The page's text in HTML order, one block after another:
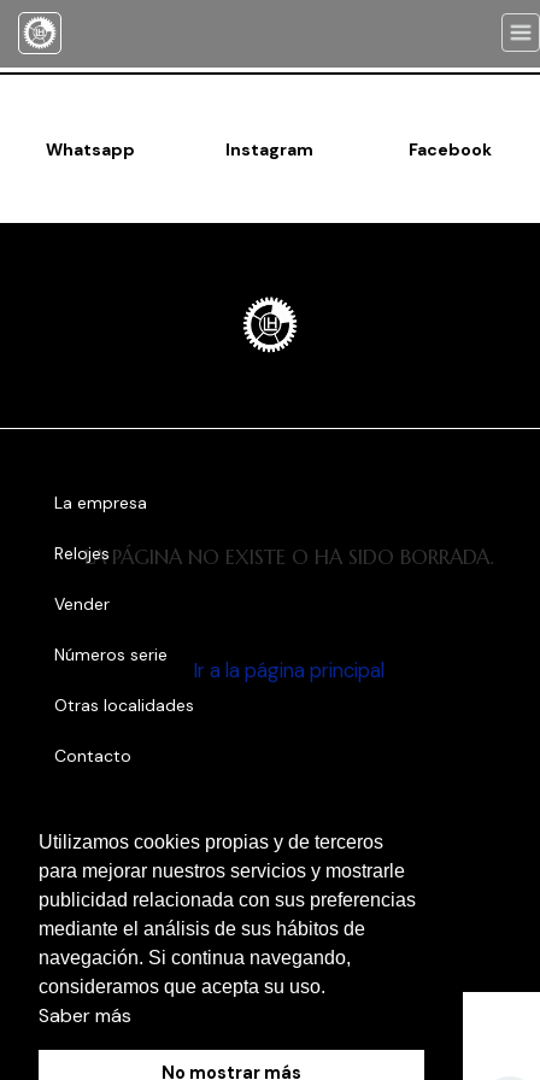
Utilizamos cookies propias y de terceros
para mejorar nuestros servicios y mostrarle
publicidad relacionada con sus preferencias
mediante el análisis de sus hábitos de
navegación. Si continua navegando,
consideramos que acepta su uso.
Saber más
No mostrar más
LA PÁGINA NO EXISTE O HA SIDO BORRADA.
Ir a la página principal
Whatsapp Instagram Facebook
La empresa
Relojes
Vender
Números serie
Otras localidades
Contacto
Política de Cookies
Aviso Legal
Política de Privacidad